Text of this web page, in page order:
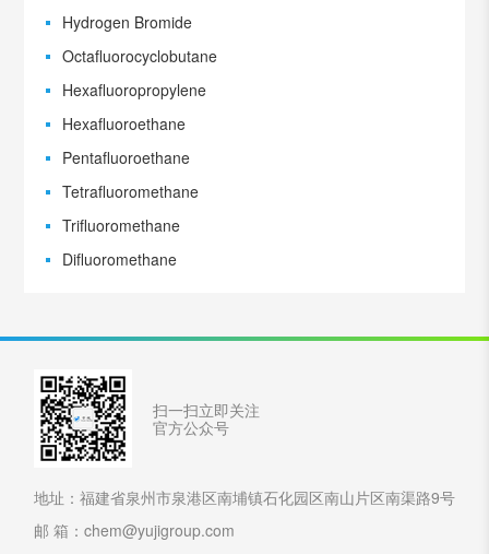
Hydrogen Bromide
Octafluorocyclobutane
Hexafluoropropylene
Hexafluoroethane
Pentafluoroethane
Tetrafluoromethane
Trifluoromethane
Difluoromethane
扫一扫立即关注
官方公众号
地址：福建省泉州市泉港区南埔镇石化园区南山片区南渠路9号
邮 箱：chem@yujigroup.com